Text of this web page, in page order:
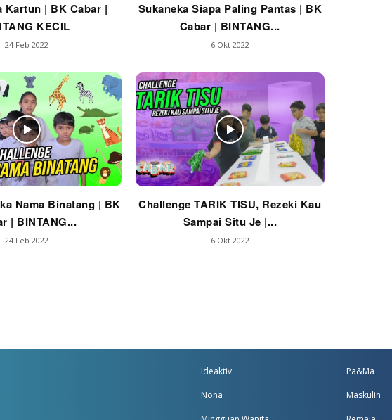
Kartun | BK Cabar |
KECIL
24 Feb 2022
Sukaneka Siapa Paling Pantas | BK
Cabar | BINTANG...
6 Okt 2022
Nama Binatang | BK
| BINTANG...
24 Feb 2022
Challenge TARIK TISU, Rezeki Kau
Sampai Situ Je |...
6 Okt 2022
Ideaktiv
Nona
Pa&Ma
Maskulin